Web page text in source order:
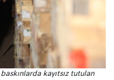
kayıtsız tutulan